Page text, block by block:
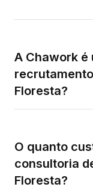
A Chawork é
Floresta?
O quanto
consultoria
Floresta?